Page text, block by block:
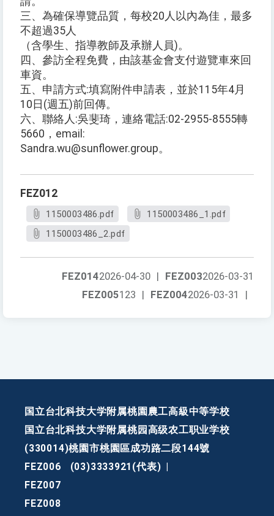
三、為確保導覽品質，每校20人以內為佳，最多
不超過35人
（含學生、指導教師及承辦人員)。
四、參訪全程免費，由該基金會支付遊覽車來回
車資。
五、申請方式:填寫附件申請表，並於115年4月
10日(週五)前回傳。
六、聯絡人:吳斐琦，連絡電話:02-2955-8555轉
5660，email:
Sandra.wu@sunflower.group。
FEZ012
1150003486.pdf
1150003486_1.pdf
1150003486_2.pdf
FEZ0032026-03-31
FEZ0142026-04-30 |
FEZ0042026-03-31 |
FEZ005123 |
国立台北科技大学附属桃園農工高級中等学校
国立台北科技大学附属桃园高级农工职业学校
(330014)桃園市桃園區成功路二段144號
FEZ006
(03)3333921(代表)
FEZ007
FEZ008